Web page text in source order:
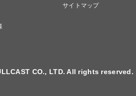
サイトマップ
CO., LTD. All rights reserved.